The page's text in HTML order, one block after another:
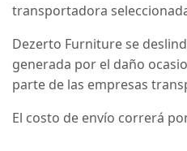
transportadora
Dezerto Furniture se
generada por el daño
parte de las empresas
El costo de envío correrá